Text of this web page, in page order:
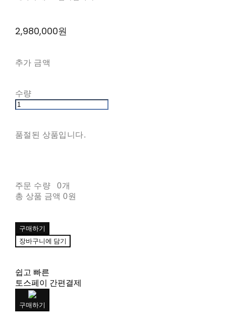
2,980,000원
추가 금액
수량
품절된 상품입니다.
주문 수량
0개
총 상품 금액 0원
구매하기
장바구니에 담기
쉽고 빠른
토스페이 간편결제
구매하기